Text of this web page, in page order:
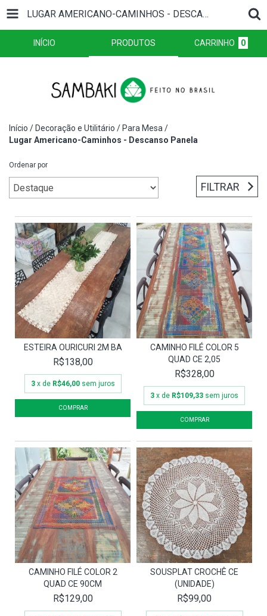
LUGAR AMERICANO-CAMINHOS - DESCANSO PANELA
INÍCIO PRODUTOS CARRINHO 0
Início / Decoração e Utilitário / Para Mesa /
Lugar Americano-Caminhos - Descanso Panela
Ordenar por
FILTRAR
ESTEIRA OURICURI 2M BA
R$138,00
3 x de R$46,00 sem juros
CAMINHO FILÉ COLOR 5
QUAD CE 2,05
R$328,00
3 x de R$109,33 sem juros
CAMINHO FILÉ COLOR 2
QUAD CE 90CM
R$129,00
SOUSPLAT CROCHÊ CE
(UNIDADE)
R$99,00